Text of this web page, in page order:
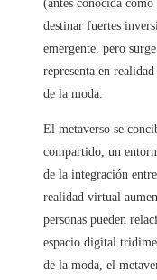
(antes conocida
destinar fuertes
emergente, pero
representa en
de la moda.
El metaverso se
compartido, un
de la integración
realidad virtual
personas pueden
espacio digital
de la moda, el